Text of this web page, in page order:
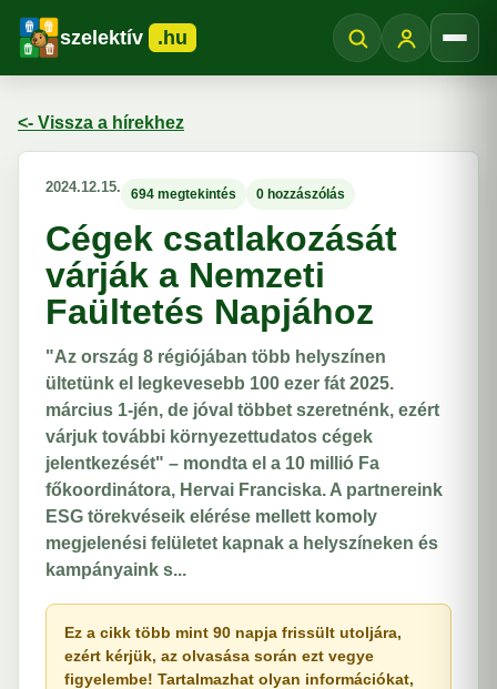
szelektív .hu
<- Vissza a hírekhez
2024.12.15. 694 megtekintés 0 hozzászólás
Cégek csatlakozását
várják a Nemzeti
Faültetés Napjához
"Az ország 8 régiójában több helyszínen
ültetünk el legkevesebb 100 ezer fát 2025.
március 1-jén, de jóval többet szeretnénk, ezért
várjuk további környezettudatos cégek
jelentkezését" – mondta el a 10 millió Fa
főkoordinátora, Hervai Franciska. A partnereink
ESG törekvéseik elérése mellett komoly
megjelenési felületet kapnak a helyszíneken és
kampányaink s...
Ez a cikk több mint 90 napja frissült utoljára,
ezért kérjük, az olvasása során ezt vegye
figyelembe! Tartalmazhat olyan információkat,